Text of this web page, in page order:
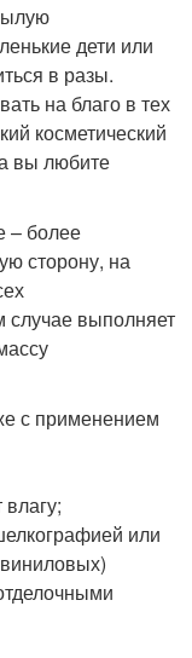
дети или
в разы.
на благо в тех
косметический
вы любите
– более
сторону, на
случае выполняет
с применением
или